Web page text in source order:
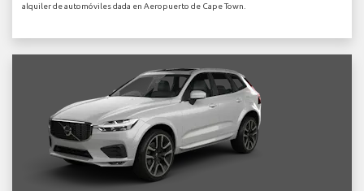
alquiler de automóviles dada en Aeropuerto de Cape Town.